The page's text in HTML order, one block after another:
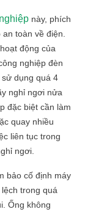
này, phích
toàn về điện.
động của
nghiệp đèn
dụng quá 4
nghỉ ngơi nửa
đặc biệt cần làm
quay nhiều
liên tục trong
ngơi.
bảo cố định máy
trong quá
Ống không